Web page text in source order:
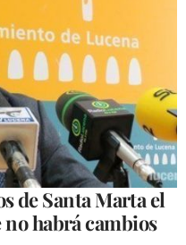
de Santa Marta el
habrá cambios